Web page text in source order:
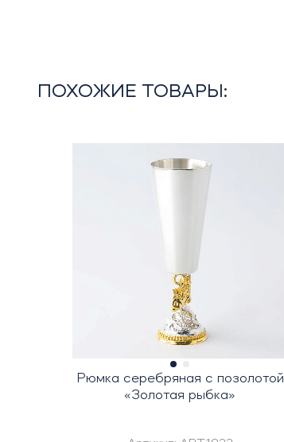
ПОХОЖИЕ ТОВАРЫ:
Рюмка серебряная с позолотой
«Золотая рыбка»